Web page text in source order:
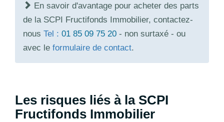
En savoir d'avantage pour acheter des parts
de la SCPI Fructifonds Immobilier, contactez-
nous Tel : 01 85 09 75 20 - non surtaxé - ou
avec le formulaire de contact.
Les risques liés à la SCPI
Fructifonds Immobilier